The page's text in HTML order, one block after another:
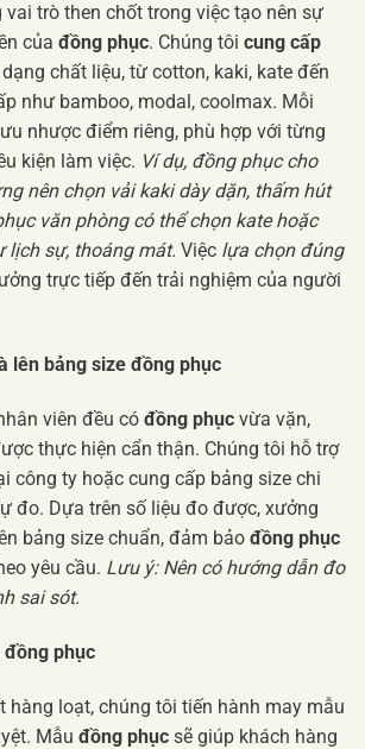
vai trò then chốt trong việc tạo nên sự
của đồng phục. Chúng tôi cung cấp
chất liệu, từ cotton, kaki, kate đến
như bamboo, modal, coolmax. Mỗi
nhược điểm riêng, phù hợp với từng
kiện làm việc. Ví dụ, đồng phục cho
nên chọn vải kaki dày dặn, thấm hút
văn phòng có thể chọn kate hoặc
lịch sự, thoáng mát. Việc lựa chọn đúng
trực tiếp đến trải nghiệm của người
lên bảng size đồng phục
viên đều có đồng phục vừa vặn,
thực hiện cẩn thận. Chúng tôi hỗ trợ
công ty hoặc cung cấp bảng size chi
đo. Dựa trên số liệu đo được, xưởng
bảng size chuẩn, đảm bảo đồng phục
yêu cầu. Lưu ý: Nên có hướng dẫn đo
sai sót.
đồng phục
hàng loạt, chúng tôi tiến hành may mẫu
Mẫu đồng phục sẽ giúp khách hàng